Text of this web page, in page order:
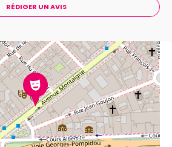
RÉDIGER UN AVIS